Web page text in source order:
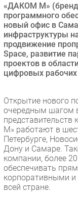
Маркетинг
Торговые сети
Оборудование
ПО
Outsourcing
Финансы
Web
Безопасность
Инновации
CIO/Управление
Гаджеты
Здоровье
«ДАКОМ М» (бренд
программного
новый офис в
инфраструктуры
продвижение
Space, развитие
проектов в
цифровых
Открытие нового
очередным шагом
М» работают в
Петербурге,
Дону и Самаре.
компании, более
обеспечивать
корпоративными и
всей стране.